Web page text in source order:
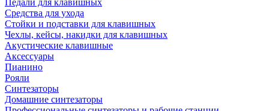
Педали для клавишных
Средства для ухода
Стойки и подставки для клавишных
Чехлы, кейсы, накидки для клавишных
Акустические клавишные
Аксессуары
Пианино
Рояли
Синтезаторы
Домашние синтезаторы